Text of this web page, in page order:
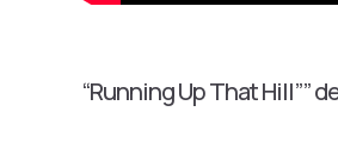
“Running Up That Hill””